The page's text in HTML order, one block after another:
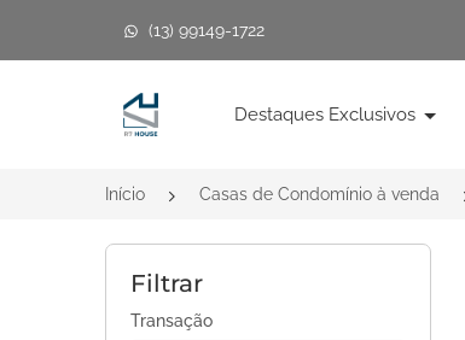
(13) 99149-1722
Página inicial
Destaques Exclusivos
Início Casas de Condomínio à venda
Filtrar
Transação